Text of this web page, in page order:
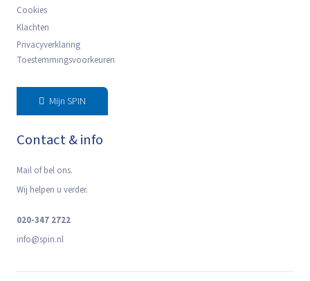
Cookies
Klachten
Privacyverklaring
Toestemmingsvoorkeuren
Mijn SPIN
Contact & info
Mail of bel ons.
Wij helpen u verder.
020-347 2722
info@spin.nl